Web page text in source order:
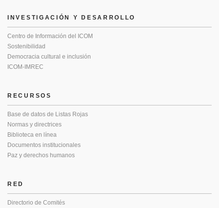
INVESTIGACIÓN Y DESARROLLO
Centro de Información del ICOM
Sostenibilidad
Democracia cultural e inclusión
ICOM-IMREC
RECURSOS
Base de datos de Listas Rojas
Normas y directrices
Biblioteca en línea
Documentos institucionales
Paz y derechos humanos
RED
Directorio de Comités